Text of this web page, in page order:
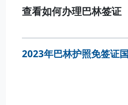
查看如何办理巴林签证
2023年巴林护照免签证